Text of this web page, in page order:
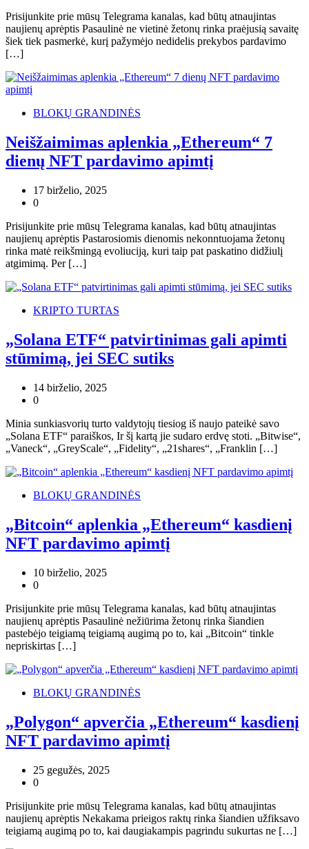
Prisijunkite prie mūsų Telegrama kanalas, kad būtų atnaujintas
naujienų aprėptis Pasaulinė ne vietinė žetonų rinka praėjusią savaitę
šiek tiek pasmerkė, kurį pažymėjo nedidelis prekybos pardavimo
[…]
BLOKŲ GRANDINĖS
Neišžaimimas aplenkia „Ethereum“ 7
dienų NFT pardavimo apimtį
17 birželio, 2025
0
Prisijunkite prie mūsų Telegrama kanalas, kad būtų atnaujintas
naujienų aprėptis Pastarosiomis dienomis nekonntuojama žetonų
rinka matė reikšmingą evoliuciją, kuri taip pat paskatino didžiulį
atgimimą. Per […]
KRIPTO TURTAS
„Solana ETF“ patvirtinimas gali apimti
stūmimą, jei SEC sutiks
14 birželio, 2025
0
Minia sunkiasvorių turto valdytojų tiesiog iš naujo pateikė savo
„Solana ETF“ paraiškos, Ir šį kartą jie sudaro erdvę stoti. „Bitwise“,
„Vaneck“, „GreyScale“, „Fidelity“, „21shares“, „Franklin […]
BLOKŲ GRANDINĖS
„Bitcoin“ aplenkia „Ethereum“ kasdienį
NFT pardavimo apimtį
10 birželio, 2025
0
Prisijunkite prie mūsų Telegrama kanalas, kad būtų atnaujintas
naujienų aprėptis Pasaulinė nežiūrima žetonų rinka šiandien
pastebėjo teigiamą teigiamą augimą po to, kai „Bitcoin“ tinkle
nepriskirtas […]
BLOKŲ GRANDINĖS
„Polygon“ apverčia „Ethereum“ kasdienį
NFT pardavimo apimtį
25 gegužės, 2025
0
Prisijunkite prie mūsų Telegrama kanalas, kad būtų atnaujintas
naujienų aprėptis Nekakama prieigos raktų rinka šiandien užfiksavo
teigiamą augimą po to, kai daugiakampis pagrindu sukurtas ne […]